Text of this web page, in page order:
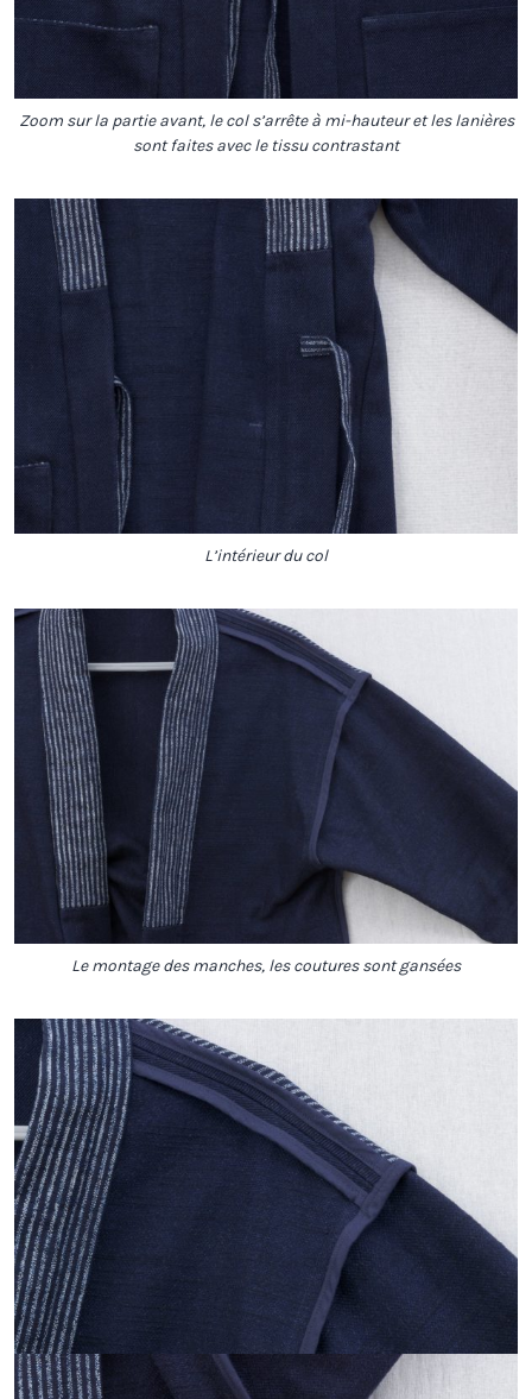
Zoom sur la partie avant, le col s’arrête à mi-hauteur et les lanières
sont faites avec le tissu contrastant
L’intérieur du col
Le montage des manches, les coutures sont gansées